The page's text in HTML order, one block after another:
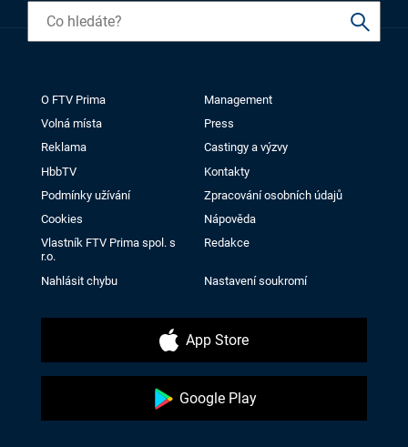
O FTV Prima
Management
Volná místa
Press
Reklama
Castingy a výzvy
HbbTV
Kontakty
Podmínky užívání
Zpracování osobních údajů
Cookies
Nápověda
Vlastník FTV Prima spol. s
r.o.
Redakce
Nahlásit chybu Nastavení soukromí
App Store
Google Play